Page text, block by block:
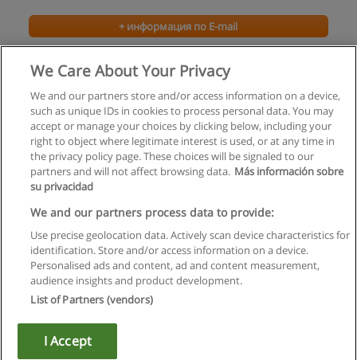
+ информация по E-mail
Общий курс английского языка
+ информация по E-mail
Правила пользования
Конфиденциальность информации
Напишите Educaedu
Copyright © Educaedu Business S.L. - CIF : B-95610580: -
We Care About Your Privacy
We and our partners store and/or access information on a device,
such as unique IDs in cookies to process personal data. You may
accept or manage your choices by clicking below, including your
right to object where legitimate interest is used, or at any time in
the privacy policy page. These choices will be signaled to our
partners and will not affect browsing data. Más información sobre
su privacidad
We and our partners process data to provide:
Use precise geolocation data. Actively scan device characteristics for
identification. Store and/or access information on a device.
Personalised ads and content, ad and content measurement,
audience insights and product development.
List of Partners (vendors)
I Accept